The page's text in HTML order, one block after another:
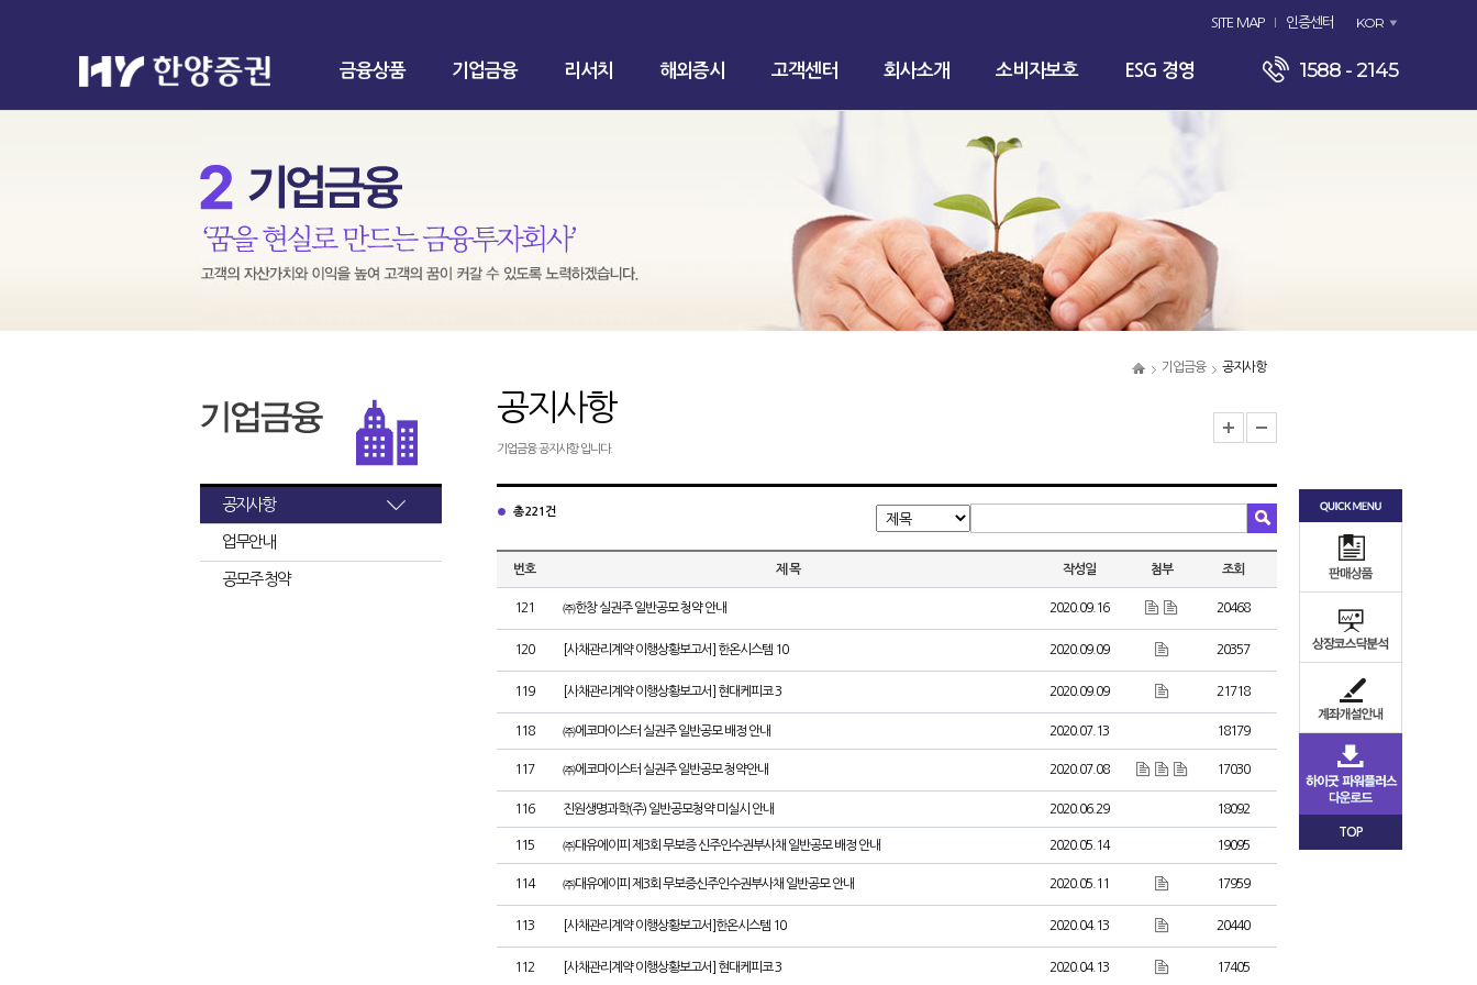
SITE MAP 인증센터 KOR
금융상품 기업금융 리서치 해외증시 고객센터 회사소개 소비자보호 ESG 경영 1588 - 2145
기업금융 공지사항
공지사항
업무안내
공모주 청약
공지사항
기업금융 공지사항 입니다.
총 221건
번호 제 목 작성일 첨부 조회
121 ㈜한창 실권주 일반공모 청약 안내 2020.09.16 20468
120 [사채관리계약 이행상황보고서] 한온시스템 10 2020.09.09 20357
119 [사채관리계약 이행상황보고서] 현대케피코 3 2020.09.09 21718
118 ㈜에코마이스터 실권주 일반공모 배정 안내 2020.07.13 18179
117 ㈜에코마이스터 실권주 일반공모 청약안내 2020.07.08 17030
116 진원생명과학(주) 일반공모청약 미실시 안내 2020.06.29 18092
115 ㈜대유에이피 제3회 무보증 신주인수권부사채 일반공모 배정 안내 2020.05.14 19095
114 ㈜대유에이피 제3회 무보증신주인수권부사채 일반공모 안내 2020.05.11 17959
113 [사채관리계약 이행상황보고서]한온시스템 10 2020.04.13 20440
112 [사채관리계약 이행상황보고서] 현대케피코 3 2020.04.13 17405
TOP